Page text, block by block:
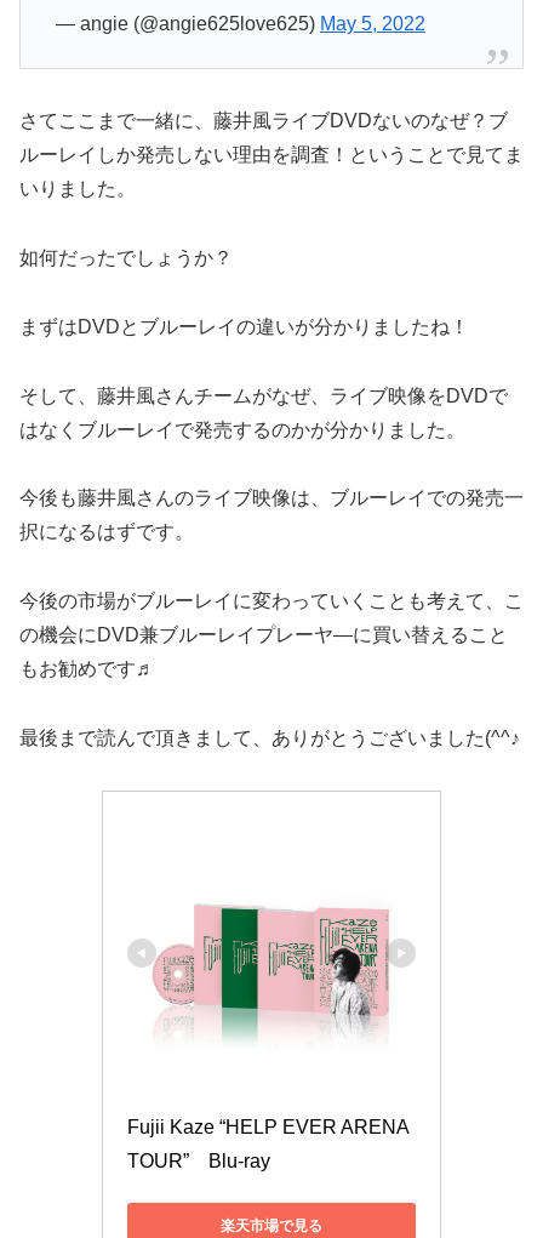
— angie (@angie625love625) May 5, 2022
さてここまで一緒に、藤井風ライブDVDないのなぜ？ブ
ルーレイしか発売しない理由を調査！ということで見てま
いりました。
如何だったでしょうか？
まずはDVDとブルーレイの違いが分かりましたね！
そして、藤井風さんチームがなぜ、ライブ映像をDVDで
はなくブルーレイで発売するのかが分かりました。
今後も藤井風さんのライブ映像は、ブルーレイでの発売一
択になるはずです。
今後の市場がブルーレイに変わっていくことも考えて、こ
の機会にDVD兼ブルーレイプレーヤ―に買い替えること
もお勧めです♬
最後まで読んで頂きまして、ありがとうございました(^^♪
Fujii Kaze “HELP EVER ARENA
TOUR”　Blu-ray
楽天市場で見る